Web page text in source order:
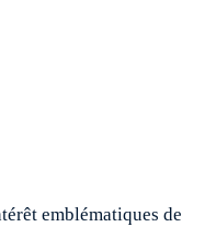
emblématiques de